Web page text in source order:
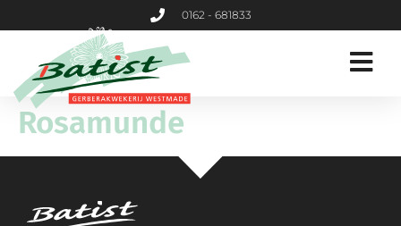
0162 - 681833
Rosamunde